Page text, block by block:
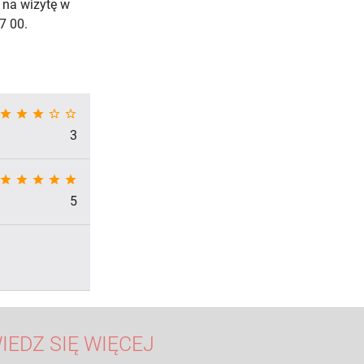
wizytę w
00.
star star star star_border star_border
3
star star star star star
5
SIĘ WIĘCEJ